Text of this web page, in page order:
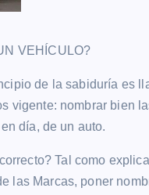
VEHÍCULO?
de la sabiduría es
vigente: nombrar bien
día, de un auto.
Tal como
las Marcas, poner